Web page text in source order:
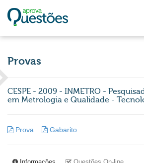
Provas
CESPE - 2009 - INMETRO -
em Metrologia e Qualidade -
Prova Gabarito